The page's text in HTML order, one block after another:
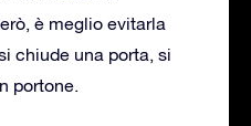
è meglio evitarla
chiude una porta, si
portone.